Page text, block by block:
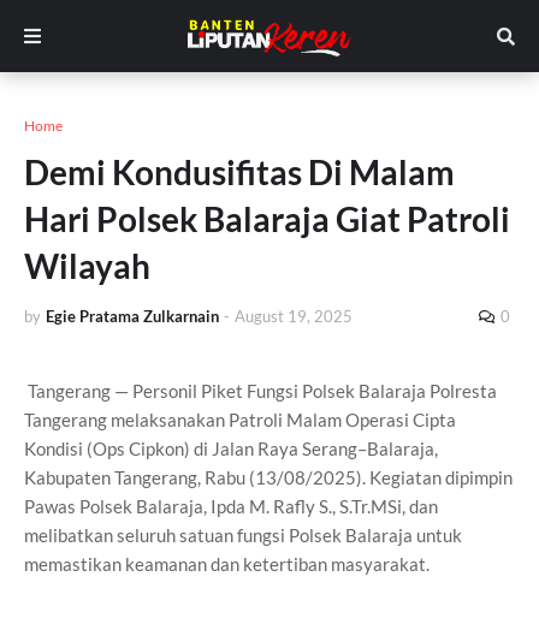
Home
Demi Kondusifitas Di Malam
Hari Polsek Balaraja Giat Patroli
Wilayah
by Egie Pratama Zulkarnain - August 19, 2025 0
Tangerang — Personil Piket Fungsi Polsek Balaraja Polresta
Tangerang melaksanakan Patroli Malam Operasi Cipta
Kondisi (Ops Cipkon) di Jalan Raya Serang–Balaraja,
Kabupaten Tangerang, Rabu (13/08/2025). Kegiatan dipimpin
Pawas Polsek Balaraja, Ipda M. Rafly S., S.Tr.MSi, dan
melibatkan seluruh satuan fungsi Polsek Balaraja untuk
memastikan keamanan dan ketertiban masyarakat.